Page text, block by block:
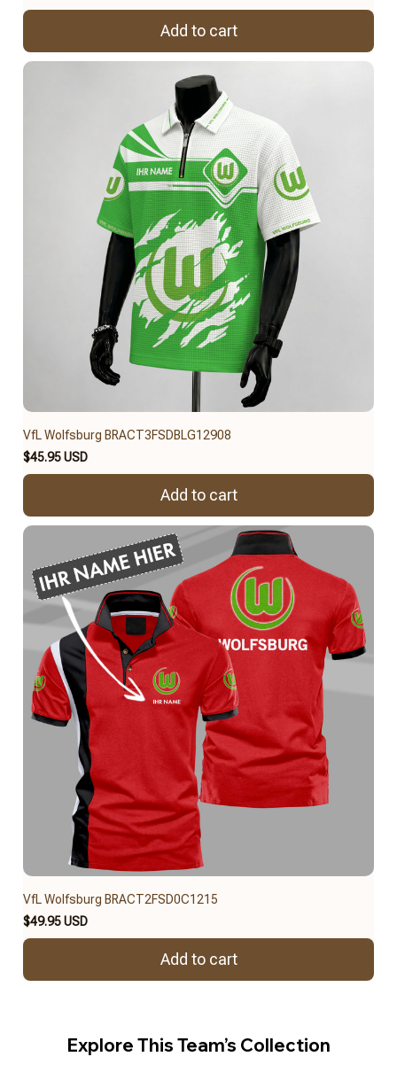
Add to cart
VfL Wolfsburg BRACT3FSDBLG12908
$45.95 USD
Add to cart
VfL Wolfsburg BRACT2FSD0C1215
$49.95 USD
Add to cart
Explore This Team’s Collection